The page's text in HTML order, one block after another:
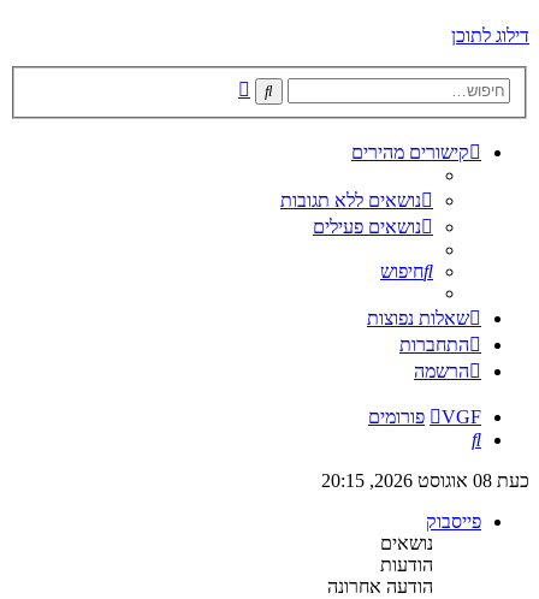
דילוג לתוכן
חיפוש
קישורים מהירים
נושאים ללא תגובות
נושאים פעילים
חיפוש
שאלות נפוצות
התחברות
הרשמה
VGF
פורומים
חיפוש
כעת 08 אוגוסט 2026, 20:15
פייסבוק
נושאים
הודעות
הודעה אחרונה